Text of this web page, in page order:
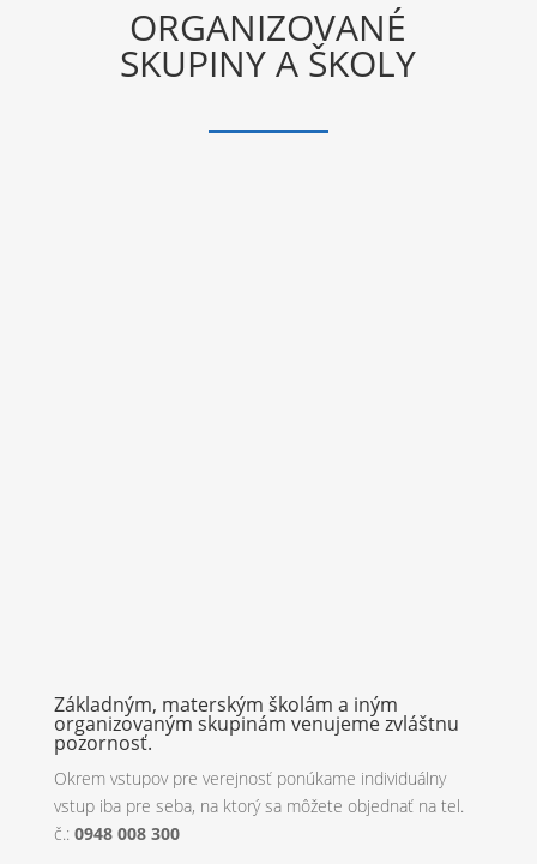
ORGANIZOVANÉ
SKUPINY A ŠKOLY
Základným, materským školám a iným
organizovaným skupinám venujeme zvláštnu
pozornosť.
Okrem vstupov pre verejnosť ponúkame individuálny
vstup iba pre seba, na ktorý sa môžete objednať na tel.
č.: 0948 008 300